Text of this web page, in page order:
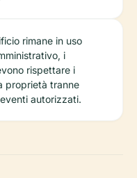
rimane in uso
i
rispettare i
proprietà tranne
autorizzati.